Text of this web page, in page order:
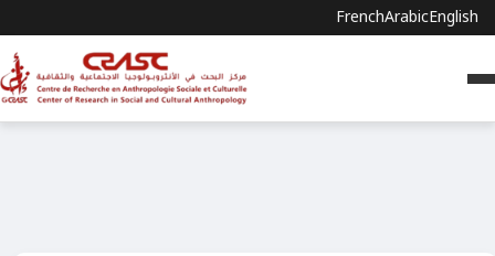
FrenchArabicEnglish